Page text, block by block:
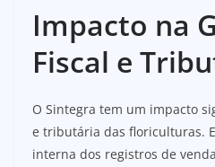
Impacto na
Fiscal e
O Sintegra tem um impacto
e tributária das floriculturas.
interna dos registros de